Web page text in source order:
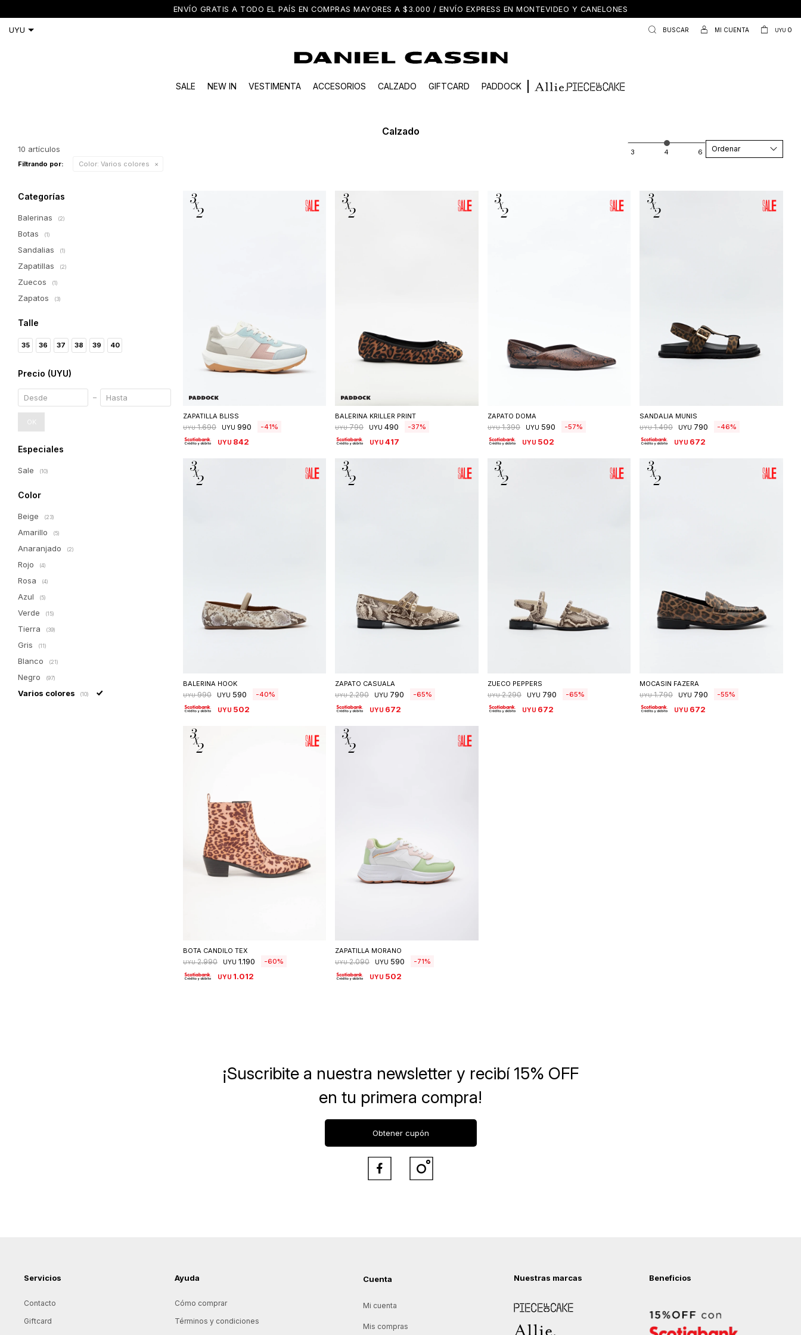
ENVÍO GRATIS A TODO EL PAÍS EN COMPRAS MAYORES A $3.000 / ENVÍO EXPRESS EN MONTEVIDEO Y CANELONES
SALE NEW IN VESTIMENTA ACCESORIOS CALZADO GIFTCARD PADDOCK
UYU 0
Calzado
10 artículos Recomendados
Filtrando por: Color: Varios colores
ZAPATILLA BLISS
UYU 1.690 UYU 990 41
UYU 842
BALERINA KRILLER PRINT
UYU 790 UYU 490 37
UYU 417
ZAPATO DOMA
UYU 1.390 UYU 590 57
UYU 502
SANDALIA MUNIS
UYU 1.490 UYU 790 46
UYU 672
BALERINA HOOK
UYU 990 UYU 590 40
UYU 502
ZAPATO CASUALA
UYU 2.290 UYU 790 65
UYU 672
ZUECO PEPPERS
UYU 2.290 UYU 790 65
UYU 672
MOCASIN FAZERA
UYU 1.790 UYU 790 55
UYU 672
BOTA CANDILO TEX
UYU 2.990 UYU 1.190 60
UYU 1.012
ZAPATILLA MORANO
UYU 2.090 UYU 590 71
UYU 502
Categorías
Balerinas (2)
Botas (1)
Sandalias (1)
Zapatillas (2)
Zuecos (1)
Zapatos (3)
Talle
35 36 37 38 39 40
Precio (UYU)
OK
Especiales
Sale (10)
Color
Beige (23)
Amarillo (5)
Anaranjado (2)
Rojo (4)
Rosa (4)
Azul (5)
Verde (15)
Tierra (39)
Gris (11)
Blanco (21)
Negro (97)
Varios colores (10)
Servicios
Contacto
Giftcard
Ayuda
Cómo comprar
Términos y condiciones
Cuenta
Mi cuenta
Mis compras
Nuestras marcas
Piece of Cake
Allie
Beneficios
¡Suscribite a nuestra newsletter y recibí 15% OFF
en tu primera compra!
Obtener cupón
 